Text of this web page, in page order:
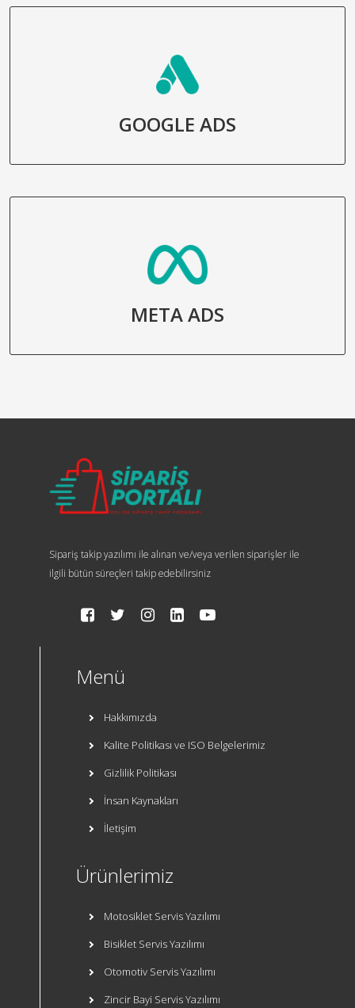
GOOGLE ADS
META ADS
Sipariş takip yazılımı ile alınan ve/veya verilen siparişler ile
ilgili bütün süreçleri takip edebilirsiniz
Menü
Hakkımızda
Kalite Politikası ve ISO Belgelerimiz
Gizlilik Politikası
İnsan Kaynakları
İletişim
Ürünlerimiz
Motosiklet Servis Yazılımı
Bisiklet Servis Yazılımı
Otomotiv Servis Yazılımı
Zincir Bayi Servis Yazılımı